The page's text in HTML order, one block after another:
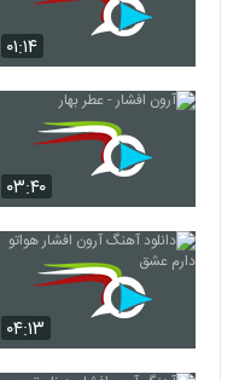
۰۱:۱۴
۰۳:۴۰
۰۴:۱۳